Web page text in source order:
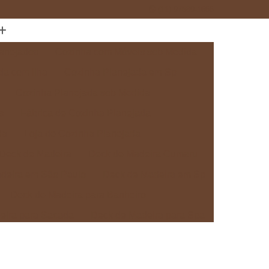
sob Medida